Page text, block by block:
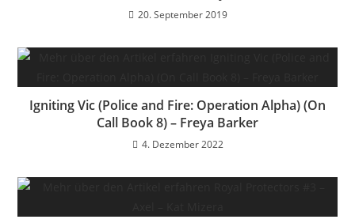
20. September 2019
Igniting Vic (Police and Fire: Operation Alpha) (On
Call Book 8) – Freya Barker
4. Dezember 2022